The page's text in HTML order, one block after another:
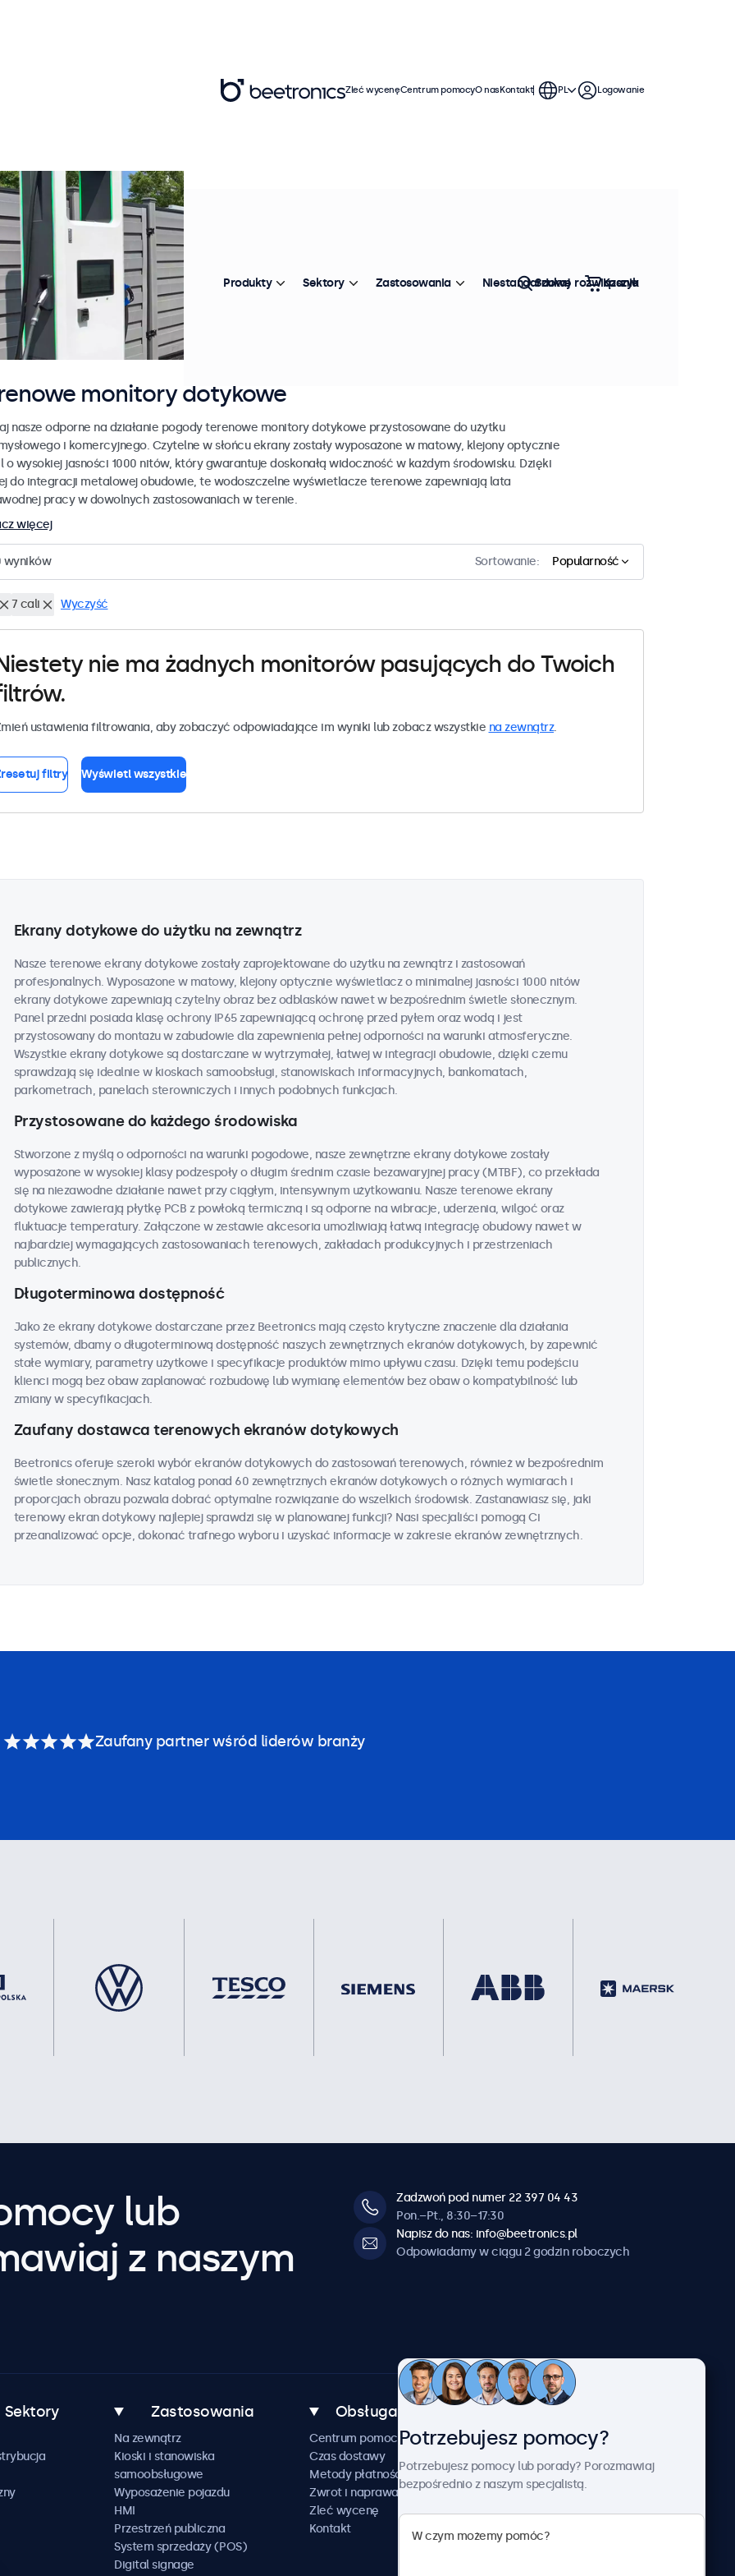
monitory dotykowe
nasze odporne na działanie pogody terenowe monitory dotykowe przystosowane do użytku
i komercyjnego. Czytelne w słońcu ekrany zostały wyposażone w matowy, klejony optycznie
o wysokiej jasności 1000 nitów, który gwarantuje doskonałą widoczność w każdym środowisku. Dzięki
do integracji metalowej obudowie, te wodoszczelne wyświetlacze terenowe zapewniają lata
pracy w dowolnych zastosowaniach w terenie.
więcej
wyników Sortowanie: Popularność
7 cali Wyczyść
nie ma żadnych monitorów pasujących do Twoich
ustawienia filtrowania, aby zobaczyć odpowiadające im wyniki lub zobacz wszystkie na zewnątrz.
filtry Wyświetl wszystkie
Ekrany dotykowe do użytku na zewnątrz
Nasze terenowe ekrany dotykowe zostały zaprojektowane do użytku na zewnątrz i zastosowań
profesjonalnych. Wyposażone w matowy, klejony optycznie wyświetlacz o minimalnej jasności 1000 nitów
ekrany dotykowe zapewniają czytelny obraz bez odblasków nawet w bezpośrednim świetle słonecznym.
Panel przedni posiada klasę ochrony IP65 zapewniającą ochronę przed pyłem oraz wodą i jest
przystosowany do montażu w zabudowie dla zapewnienia pełnej odporności na warunki atmosferyczne.
Wszystkie ekrany dotykowe są dostarczane w wytrzymałej, łatwej w integracji obudowie, dzięki czemu
sprawdzają się idealnie w kioskach samoobsługi, stanowiskach informacyjnych, bankomatach,
parkometrach, panelach sterowniczych i innych podobnych funkcjach.
Przystosowane do każdego środowiska
Stworzone z myślą o odporności na warunki pogodowe, nasze zewnętrzne ekrany dotykowe zostały
wyposażone w wysokiej klasy podzespoły o długim średnim czasie bezawaryjnej pracy (MTBF), co przekłada
się na niezawodne działanie nawet przy ciągłym, intensywnym użytkowaniu. Nasze terenowe ekrany
dotykowe zawierają płytkę PCB z powłoką termiczną i są odporne na wibracje, uderzenia, wilgoć oraz
fluktuacje temperatury. Załączone w zestawie akcesoria umożliwiają łatwą integrację obudowy nawet w
najbardziej wymagających zastosowaniach terenowych, zakładach produkcyjnych i przestrzeniach
publicznych.
Długoterminowa dostępność
Jako że ekrany dotykowe dostarczane przez Beetronics mają często krytyczne znaczenie dla działania
systemów, dbamy o długoterminową dostępność naszych zewnętrznych ekranów dotykowych, by zapewnić
stałe wymiary, parametry użytkowe i specyfikacje produktów mimo upływu czasu. Dzięki temu podejściu
klienci mogą bez obaw zaplanować rozbudowę lub wymianę elementów bez obaw o kompatybilność lub
zmiany w specyfikacjach.
Zaufany dostawca terenowych ekranów dotykowych
Beetronics oferuje szeroki wybór ekranów dotykowych do zastosowań terenowych, również w bezpośrednim
świetle słonecznym. Nasz katalog ponad 60 zewnętrznych ekranów dotykowych o różnych wymiarach i
proporcjach obrazu pozwala dobrać optymalne rozwiązanie do wszelkich środowisk. Zastanawiasz się, jaki
terenowy ekran dotykowy najlepiej sprawdzi się w planowanej funkcji? Nasi specjaliści pomogą Ci
przeanalizować opcje, dokonać trafnego wyboru i uzyskać informacje w zakresie ekranów zewnętrznych.
Zleć wycenęCentrum pomocyO nasKontakt PL Logowanie
Produkty Sektory Zastosowania Niestandardowe rozwiązania
Szukaj Koszyk
Zaufany partner wśród liderów branży
lub
z naszym
Zadzwoń pod numer 22 397 04 43
Pon.–Pt., 8:30–17:30
Napisz do nas: info@beetronics.pl
Odpowiadamy w ciągu 2 godzin roboczych
Sektory Zastosowania
Na zewnątrz
Kioski i stanowiska
samoobsługowe
Wyposażenie pojazdu
HMI
Przestrzeń publiczna
System sprzedaży (POS)
Digital signage
Obsługa klienta
Centrum pomocy
Czas dostawy
Metody płatności
Zwrot i naprawa
Zleć wycenę
Kontakt
Beetronics
Przykłady zastosowania
Aktualności i informacje
Pracuj z nami
Regulamin
Potrzebujesz pomocy?
Potrzebujesz pomocy lub porady? Porozmawiaj
bezpośrednio z naszym specjalistą.